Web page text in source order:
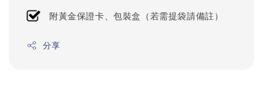
附黃金保證卡、包裝盒（若需提袋請備註）
分享